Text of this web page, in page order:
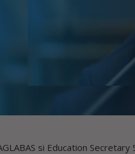
si Education